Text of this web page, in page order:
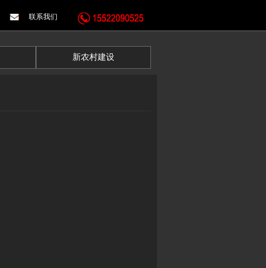
联系我们
新农村建设